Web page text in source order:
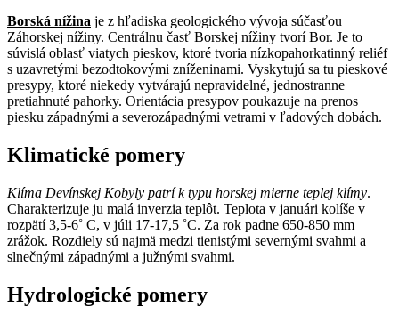
Borská nížina je z hľadiska geologického vývoja súčasťou
Záhorskej nížiny. Centrálnu časť Borskej nížiny tvorí Bor. Je to
súvislá oblasť viatych pieskov, ktoré tvoria nízkopahorkatinný reliéf
s uzavretými bezodtokovými zníženinami. Vyskytujú sa tu pieskové
presypy, ktoré niekedy vytvárajú nepravidelné, jednostranne
pretiahnuté pahorky. Orientácia presypov poukazuje na prenos
piesku západnými a severozápadnými vetrami v ľadových dobách.
Klimatické pomery
Klíma Devínskej Kobyly patrí k typu horskej mierne teplej klímy.
Charakterizuje ju malá inverzia teplôt. Teplota v januári kolíše v
rozpätí 3,5-6˚ C, v júli 17-17,5 ˚C. Za rok padne 650-850 mm
zrážok. Rozdiely sú najmä medzi tienistými severnými svahmi a
slnečnými západnými a južnými svahmi.
Hydrologické pomery